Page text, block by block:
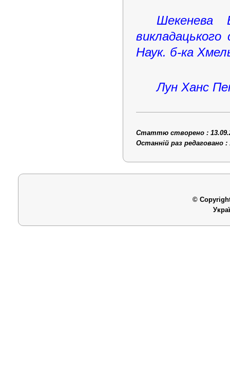
Шекенева
Наук. б-ка
Лун Ханс
Статтю створено :
Останній раз редаговано :
©